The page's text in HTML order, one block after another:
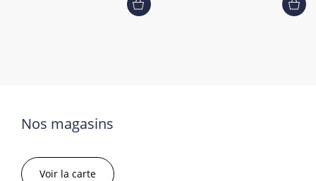
Nos magasins
Voir la carte